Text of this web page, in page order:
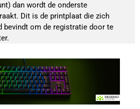
dan wordt de onderste
Dit is de printplaat die zich
bevindt om de registratie door te